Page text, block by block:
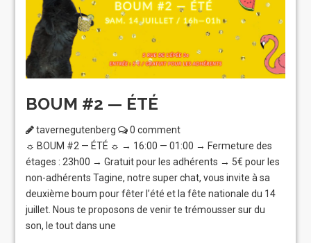
BOUM #2 — ÉTÉ
tavernegutenberg
0 comment
☼ BOUM #2 — ÉTÉ ☼ → 16:00 — 01:00 → Fermeture des
étages : 23h00 → Gratuit pour les adhérents → 5€ pour les
non-adhérents Tagine, notre super chat, vous invite à sa
deuxième boum pour fêter l’été et la fête nationale du 14
juillet. Nous te proposons de venir te trémousser sur du
son, le tout dans une